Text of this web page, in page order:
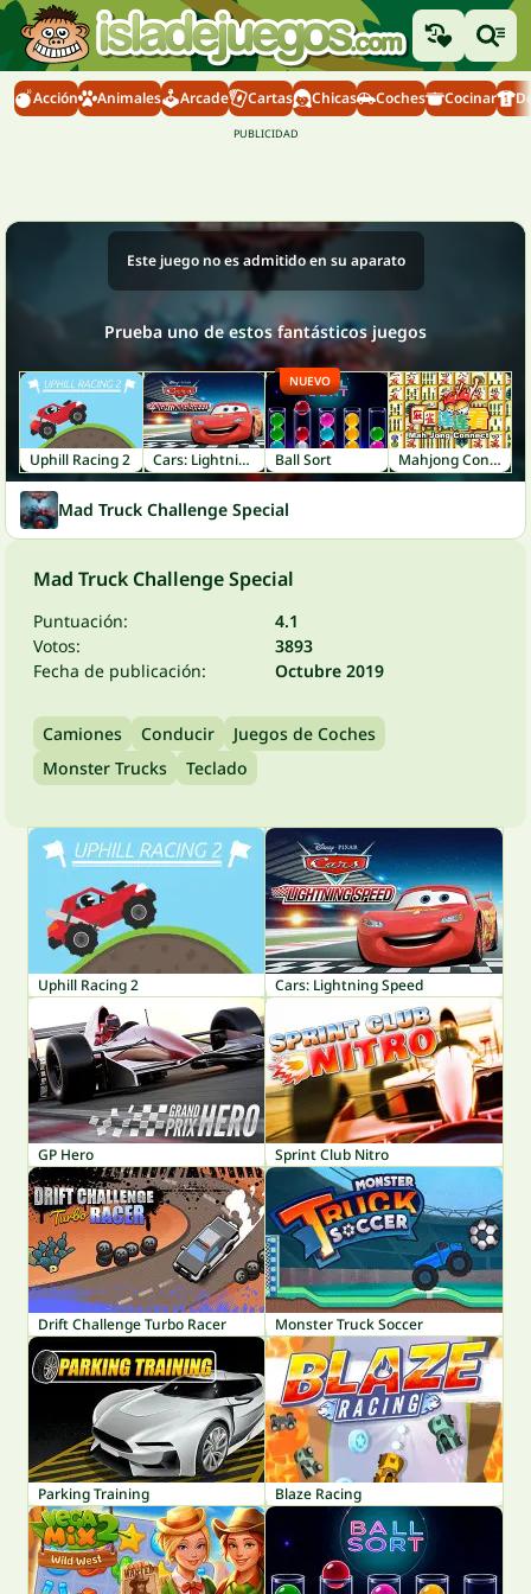
Acción Animales Arcade Cartas Chicas Coches Cocinar
Este juego no es admitido en su aparato
Prueba uno de estos fantásticos juegos
Uphill Racing 2 Cars: Lightning Speed Ball Sort
NUEVO
Mahjong Connect
Mad Truck Challenge Special
Mad Truck Challenge Special
Puntuación:
4.1
Votos:
3893
Fecha de publicación:
Octubre 2019
Camiones Conducir
Juegos de Coches
Monster Trucks
Teclado
Uphill Racing 2 Cars: Lightning Speed
GP Hero Sprint Club Nitro
Drift Challenge Turbo Racer Monster Truck Soccer
Parking Training Blaze Racing